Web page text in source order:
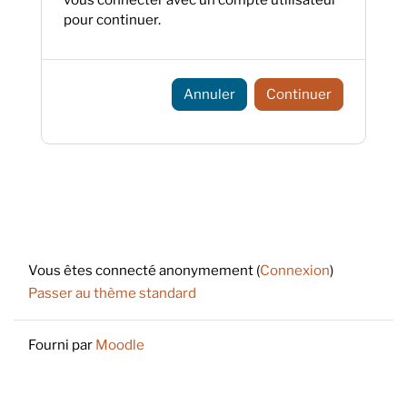
pour continuer.
Annuler Continuer
Vous êtes connecté anonymement (Connexion)
Passer au thème standard
Fourni par Moodle